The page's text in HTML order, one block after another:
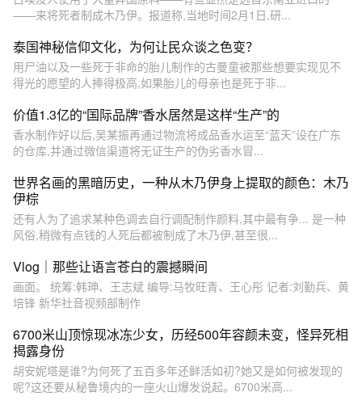
——来将死者制成木乃伊。报道称,当地时间2月1日,研...
泰国神秘信仰文化，为何让民众谈之色变？
用尸油以及一些死于非命的胎儿制作的古曼童被那些想要实现见不
得光的愿望的人捧得极高,如果胎儿的母亲也是死于非...
价值1.3亿的“国际品牌”香水居然是这样“生产”的
香水制作好以后,吴某振再通过物流将成品香水运至“蓝天”设在广东
的仓库,并通过微信渠道将无证生产的伪劣香水冒...
世界名画的黑暗历史，一种从木乃伊身上提取的颜色：木乃
伊棕
还有人为了追求某种色调去自行调配制作颜料,其中最有争... 是一种
风俗,稍微有点钱的人死后都被制成了木乃伊,甚至很...
Vlog｜那些让语言苍白的震撼瞬间
画面。 统筹:韩珅、王志斌 编导:马牧旺青、王心彤 记者:刘勤兵、黄
培锋 新华社音视频部制作
6700米山顶惊现冰冻少女，历经500年容颜未变，怪异死相
揭露身份
胡安妮塔是谁?为何死了五百多年还鲜活如初?她又是如何被发现的
呢?这还要从秘鲁境内的一座火山爆发说起。6700米高...